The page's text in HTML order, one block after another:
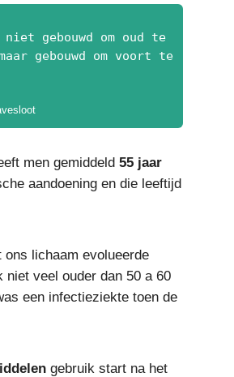
gebouwd om oud te
gebouwd om voort te
men gemiddeld 55 jaar
aandoening en die leeftijd
ons lichaam evolueerde
niet veel ouder dan 50 a 60
een infectieziekte toen de
gebruik start na het